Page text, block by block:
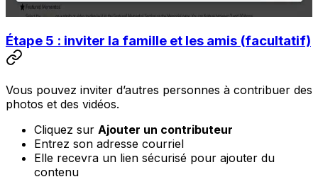
Étape 5 : inviter la famille et les amis (facultatif)
Vous pouvez inviter d’autres personnes à contribuer des
photos et des vidéos.
Cliquez sur Ajouter un contributeur
Entrez son adresse courriel
Elle recevra un lien sécurisé pour ajouter du
contenu